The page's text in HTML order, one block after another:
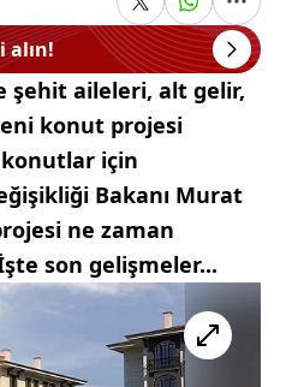
alın!
şehit aileleri, alt gelir,
konut projesi
için
Bakanı Murat
ne zaman
son gelişmeler...